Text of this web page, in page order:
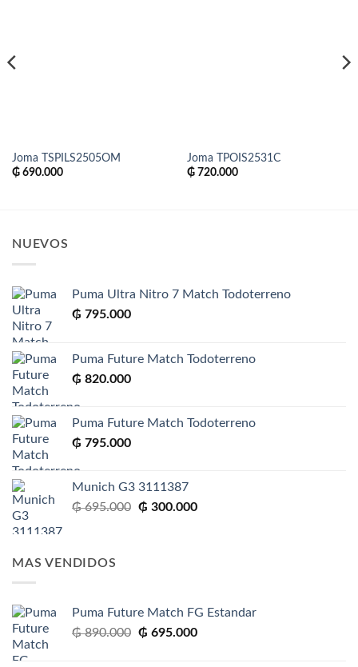
Joma TSPILS2505OM
₲690.000
Joma TPOIS2531C
₲720.000
NUEVOS
Puma Ultra Nitro 7 Match Todoterreno
₲ 795.000
Puma Future Match Todoterreno
₲ 820.000
Puma Future Match Todoterreno
₲ 795.000
Munich G3 3111387
₲695.000 El
₲ 300.000El
MAS VENDIDOS
Puma Future Match FG Estandar
₲890.000 El
₲ 695.000El